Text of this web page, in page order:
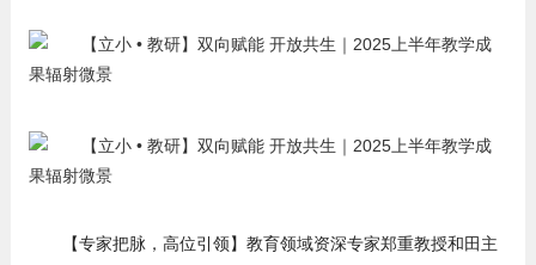
【专家把脉，高位引领】教育领域资深专家郑重教授和田主